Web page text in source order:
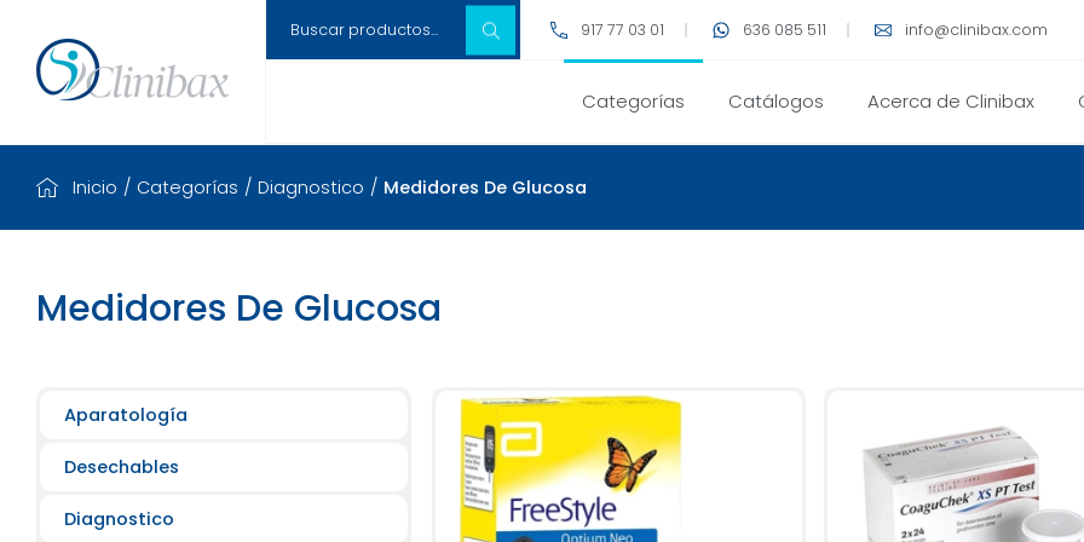
917 77 03 01 636 085 511 info@clinibax.com
Categorías Catálogos Acerca de Clinibax
Inicio / Categorías / Diagnostico / Medidores De Glucosa
Medidores De Glucosa
Aparatología
Desechables
Diagnostico